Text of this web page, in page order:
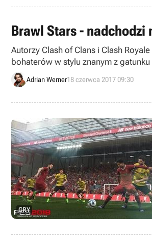
Brawl Stars -
Autorzy Clash of Clans i Clash
bohaterów w stylu znanym z gatunku
Adrian Werner18 czerwca 2017 09:30
GRY